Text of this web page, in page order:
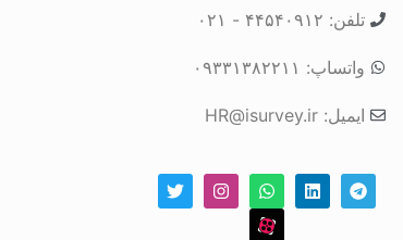
تلفن: ۴۴۵۴۰۹۱۲ - ۰۲۱
واتساپ: ۰۹۳۳۱۳۸۲۲۱۱
ایمیل: HR@isurvey.ir